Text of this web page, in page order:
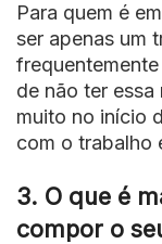
Para quem é
ser apenas um
de não ter
muito no início
com o trabalho
3. O que é
compor o